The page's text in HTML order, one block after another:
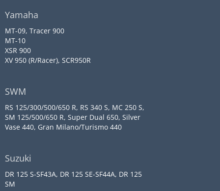
Yamaha
MT-09, Tracer 900
MT-10
XSR 900
XV 950 (R/Racer), SCR950R
SWM
RS 125/300/500/650 R, RS 340 S, MC 250 S,
SM 125/500/650 R, Super Dual 650, Silver
Vase 440, Gran Milano/Turismo 440
Suzuki
DR 125 S-SF43A, DR 125 SE-SF44A, DR 125
SM